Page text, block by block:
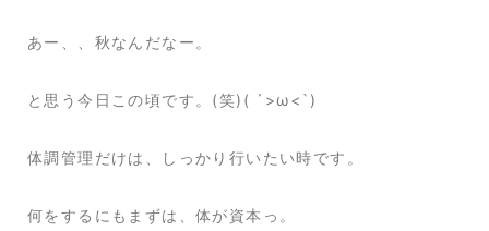
あー、、秋なんだなー。
と思う今日この頃です。(笑)( ´>ω<`)
体調管理だけは、しっかり行いたい時です。
何をするにもまずは、体が資本っ。